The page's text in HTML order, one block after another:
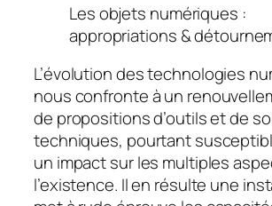
Les objets numériques :
appropriations &
L’évolution des technologies
nous confronte à un
de propositions d’outils et de
techniques, pourtant
un impact sur les multiples
l’existence. Il en résulte une